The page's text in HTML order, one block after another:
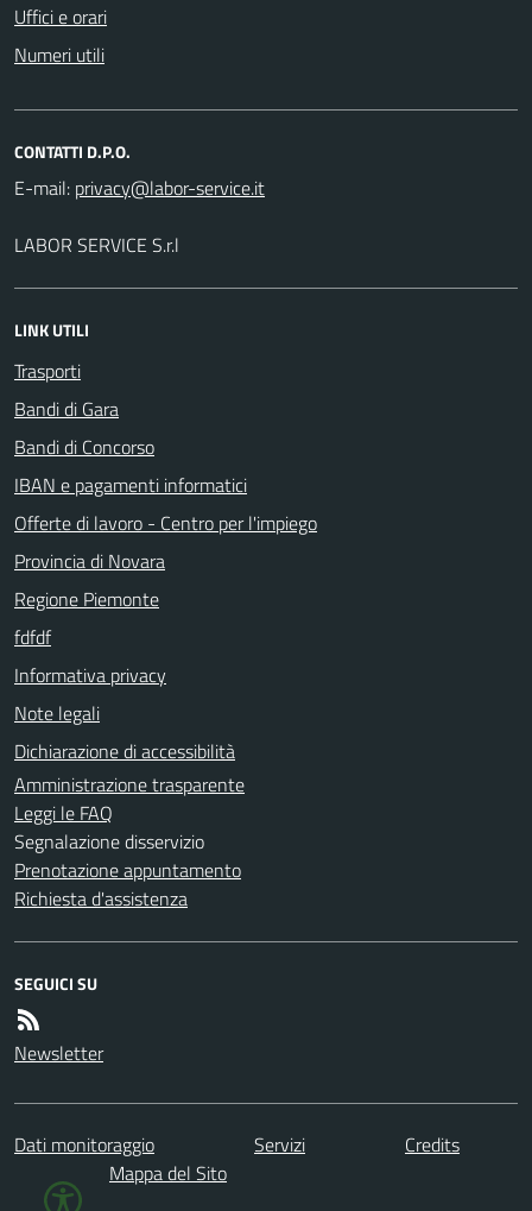
Uffici e orari
Numeri utili
CONTATTI D.P.O.
E-mail:
LABOR SERVICE S.r.l
LINK UTILI
Trasporti
Bandi di Gara
Bandi di Concorso
IBAN e pagamenti informatici
Offerte di lavoro - Centro per l'impiego
Provincia di Novara
Regione Piemonte
fdfdf
Informativa privacy
Note legali
Dichiarazione di accessibilità
Amministrazione trasparente
Leggi le FAQ
Segnalazione disservizio
Prenotazione appuntamento
Richiesta d'assistenza
SEGUICI SU
Newsletter
Dati monitoraggio Servizi
Credits
Mappa del Sito